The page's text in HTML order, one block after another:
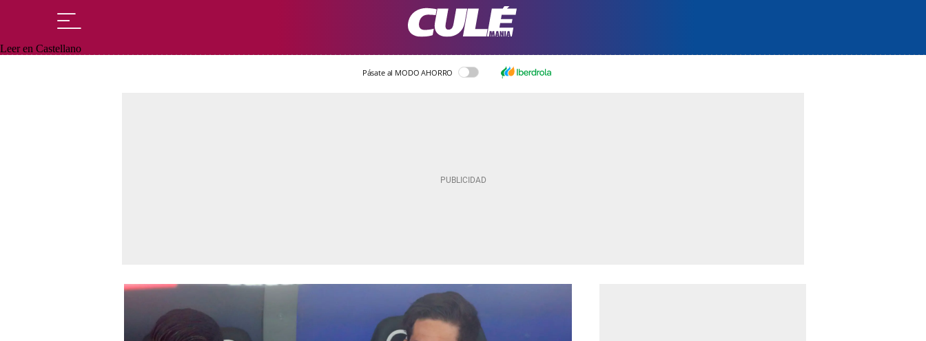
Leer en Castellano
Pásate al MODO AHORRO